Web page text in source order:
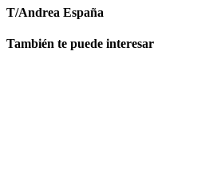
T/Andrea España
También te puede interesar